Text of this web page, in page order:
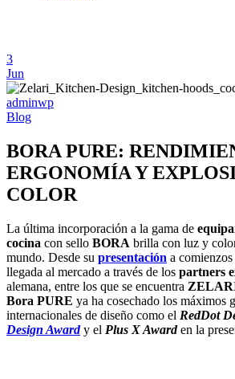
3
Jun
adminwp
Blog
BORA PURE:
ERGONOMÍA Y
COLOR
La última incorporación a la gama de
cocina con sello BORA brilla con luz y
mundo. Desde su presentación a
llegada al mercado a través de los partners
alemana, entre los que se encuentra
Bora PURE ya ha cosechado los máximos
internacionales de diseño como el RedDot
Design Awardy el Plus X Awarden la